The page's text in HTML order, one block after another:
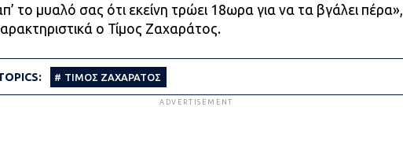
το μυαλό σας ότι εκείνη τρώει 18ωρα για να τα βγάλει πέρα»,
ο Τίμος Ζαχαράτος.
ΤΊΜΟΣ ΖΑΧΑΡΆΤΟΣ
ADVERTISEMENT